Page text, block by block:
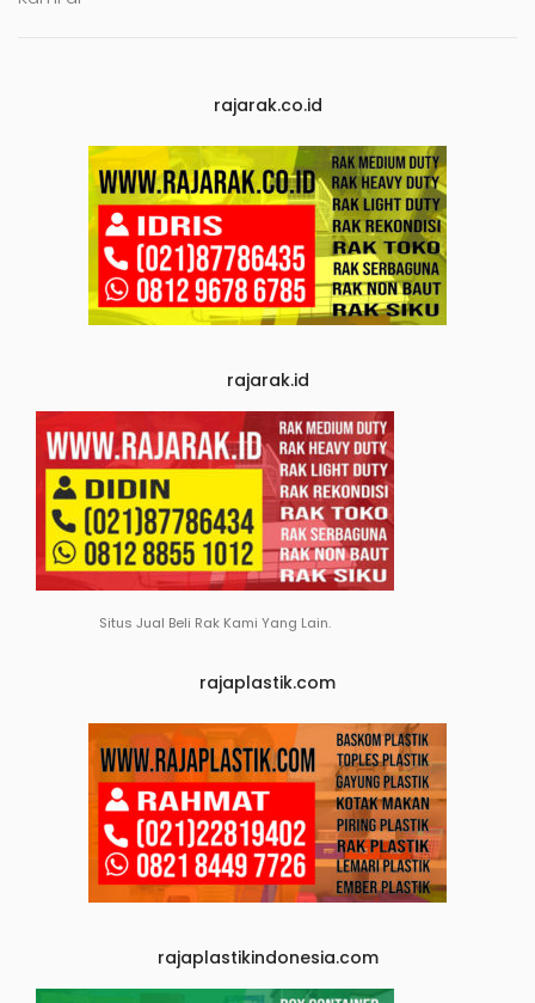
rajarak.co.id
rajarak.id
Situs Jual Beli Rak Kami Yang Lain.
rajaplastik.com
rajaplastikindonesia.com